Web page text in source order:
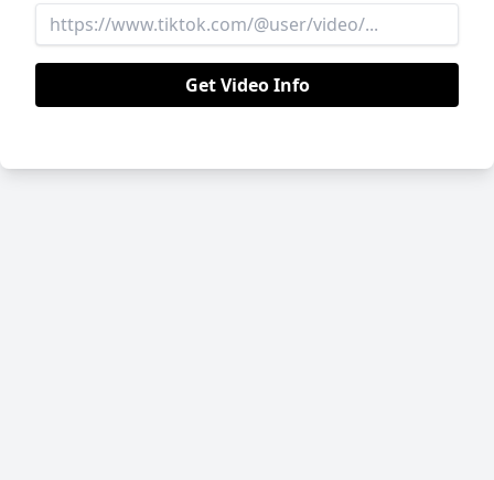
Get Video Info